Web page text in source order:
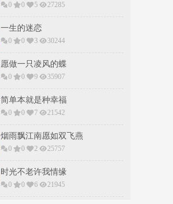
0 0 5 27285
一生的迷恋
0 0 3 30244
愿做一只凌风的蝶
0 0 9 35907
简单本就是种幸福
0 0 7 21542
烟雨飘江南愿如双飞燕
0 0 2 25757
时光不老许我情缘
0 0 6 21945